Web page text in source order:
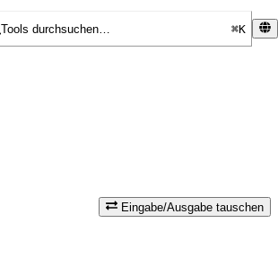
Tools durchsuchen… ⌘K
Eingabe/Ausgabe tauschen